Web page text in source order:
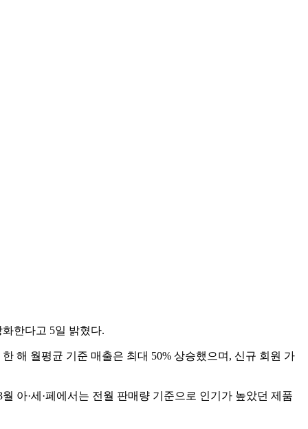
한다고 5일 밝혔다.
해 월평균 기준 매출은 최대 50% 상승했으며, 신규 회원 가
아·세·페에서는 전월 판매량 기준으로 인기가 높았던 제품